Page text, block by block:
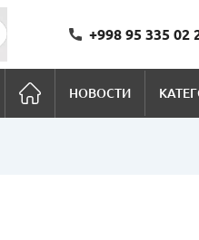
+998 95 335 02
НОВОСТИ